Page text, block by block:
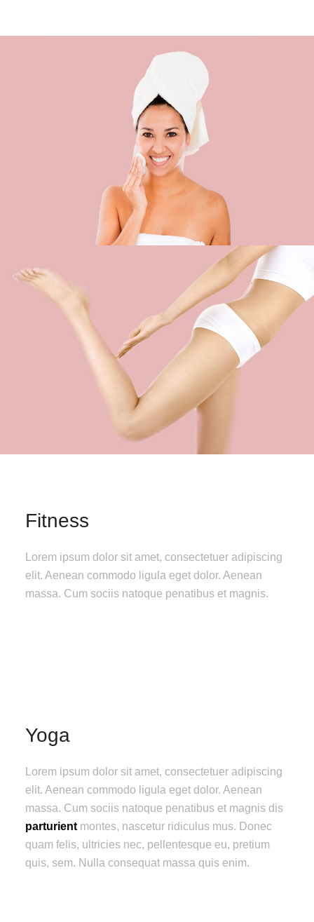
Fitness
Lorem ipsum dolor sit amet, consectetuer adipiscing
elit. Aenean commodo ligula eget dolor. Aenean
massa. Cum sociis natoque penatibus et magnis.
Yoga
Lorem ipsum dolor sit amet, consectetuer adipiscing
elit. Aenean commodo ligula eget dolor. Aenean
massa. Cum sociis natoque penatibus et magnis dis
parturientmontes, nascetur ridiculus mus. Donec
quam felis, ultricies nec, pellentesque eu, pretium
quis, sem. Nulla consequat massa quis enim.